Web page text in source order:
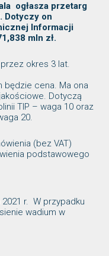
ogłasza przetarg
Dotyczy on
Informacji
mln zł.
okres 3 lat.
będzie cena. Ma ona
Dotyczą
TIP – waga 10 oraz
20.
(bez VAT)
podstawowego
r. W przypadku
wadium w